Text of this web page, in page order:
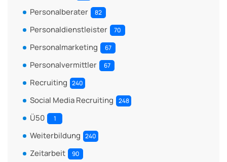
Personalberater 82
Personaldienstleister 70
Personalmarketing 67
Personalvermittler 67
Recruiting 240
Social Media Recruiting 248
Ü50 1
Weiterbildung 240
Zeitarbeit 90